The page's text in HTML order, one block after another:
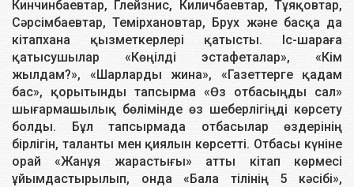
Кинчинбаевтар, Глейзнис, Киличбаевтар, Тұяқовтар,
Сәрсімбаевтар, Темірхановтар, Брух және басқа да
кітапхана қызметкерлері қатысты. Іс-шараға
қатысушылар «Көңілді эстафеталар», «Кім
жылдам?», «Шарларды жина», «Газеттерге қадам
бас», қорытынды тапсырма «Өз отбасыңды сал»
шығармашылық бөлімінде өз шеберлігіңді көрсету
болды. Бұл тапсырмада отбасылар өздерінің
бірлігін, таланты мен қиялын көрсетті. Отбасы күніне
орай «Жанұя жарастығы» атты кітап көрмесі
ұйымдастырылып, онда «Бала тілінің 5 кәсібі»,